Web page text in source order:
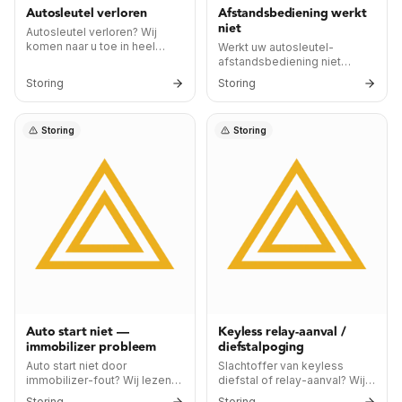
Autosleutel verloren
Autosleutel verloren? Wij
komen naar u toe in heel
de oude sleutel uit het
systeem. Meestal binnen 60–
€175 excl. btw.
Storing
Afstandsbediening werkt
niet
Werkt uw autosleutel-
afstandsbediening niet
meer? In 70% van de
gevallen is het een lege
knoopcel-batterij. Vervang
niet, dan checken wij de
Storing
Storing
Auto start niet —
immobilizer probleem
Auto start niet door
immobilizer-fout? Wij lezen
de foutcodes uit,
Storing
Keyless relay-aanval /
diefstalpoging
Slachtoffer van keyless
diefstal of relay-aanval? Wij
komen met spoed,